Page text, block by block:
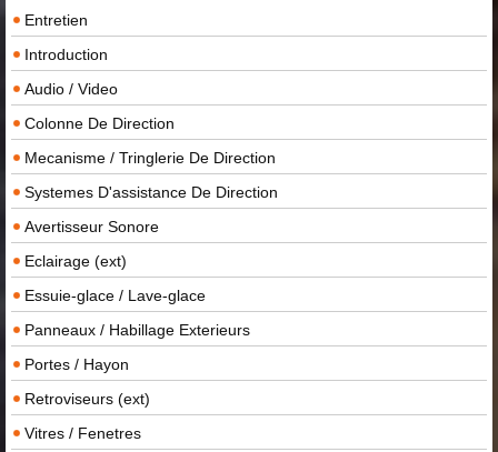
Entretien
Introduction
Audio / Video
Colonne De Direction
Mecanisme / Tringlerie De Direction
Systemes D'assistance De Direction
Avertisseur Sonore
Eclairage (ext)
Essuie-glace / Lave-glace
Panneaux / Habillage Exterieurs
Portes / Hayon
Retroviseurs (ext)
Vitres / Fenetres